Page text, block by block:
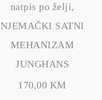
natpis po želji,
NJEMAČKI SATNI
MEHANIZAM
JUNGHANS
170,00 KM